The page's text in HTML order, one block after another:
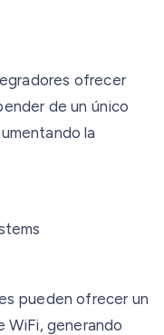
ofrecer
de un único
la
pueden ofrecer un
generando